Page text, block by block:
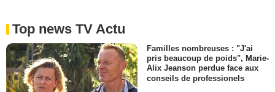
Top news TV Actu
Familles nombreuses : "J'ai
pris beaucoup de poids", Marie-
Alix Jeanson perdue face aux
conseils de professionels